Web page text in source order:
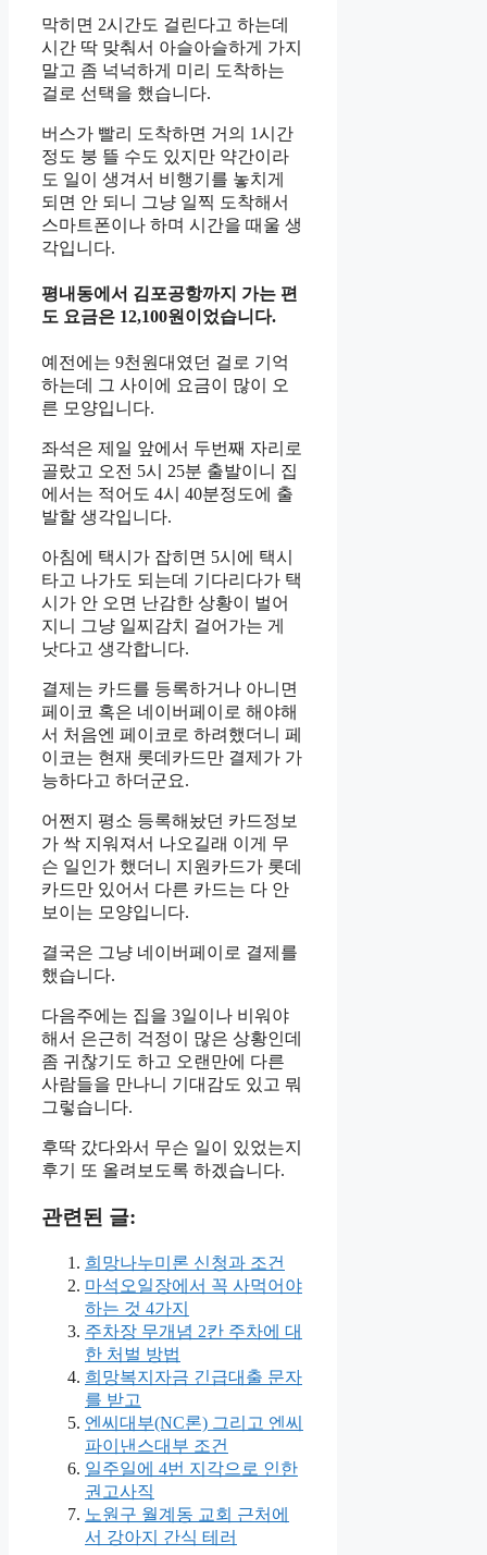
막히면 2시간도 걸린다고 하는데
시간 딱 맞춰서 아슬아슬하게 가지
말고 좀 넉넉하게 미리 도착하는
걸로 선택을 했습니다.
버스가 빨리 도착하면 거의 1시간
정도 붕 뜰 수도 있지만 약간이라
도 일이 생겨서 비행기를 놓치게
되면 안 되니 그냥 일찍 도착해서
스마트폰이나 하며 시간을 때울 생
각입니다.
평내동에서 김포공항까지 가는 편
도 요금은 12,100원이었습니다.
예전에는 9천원대였던 걸로 기억
하는데 그 사이에 요금이 많이 오
른 모양입니다.
좌석은 제일 앞에서 두번째 자리로
골랐고 오전 5시 25분 출발이니 집
에서는 적어도 4시 40분정도에 출
발할 생각입니다.
아침에 택시가 잡히면 5시에 택시
타고 나가도 되는데 기다리다가 택
시가 안 오면 난감한 상황이 벌어
지니 그냥 일찌감치 걸어가는 게
낫다고 생각합니다.
결제는 카드를 등록하거나 아니면
페이코 혹은 네이버페이로 해야해
서 처음엔 페이코로 하려했더니 페
이코는 현재 롯데카드만 결제가 가
능하다고 하더군요.
어쩐지 평소 등록해놨던 카드정보
가 싹 지워져서 나오길래 이게 무
슨 일인가 했더니 지원카드가 롯데
카드만 있어서 다른 카드는 다 안
보이는 모양입니다.
결국은 그냥 네이버페이로 결제를
했습니다.
다음주에는 집을 3일이나 비워야
해서 은근히 걱정이 많은 상황인데
좀 귀찮기도 하고 오랜만에 다른
사람들을 만나니 기대감도 있고 뭐
그렇습니다.
후딱 갔다와서 무슨 일이 있었는지
후기 또 올려보도록 하겠습니다.
관련된 글:
희망나누미론 신청과 조건
마석오일장에서 꼭 사먹어야
하는 것 4가지
주차장 무개념 2칸 주차에 대
한 처벌 방법
희망복지자금 긴급대출 문자
를 받고
엔씨대부(NC론) 그리고 엔씨
파이낸스대부 조건
일주일에 4번 지각으로 인한
권고사직
노원구 월계동 교회 근처에
서 강아지 간식 테러